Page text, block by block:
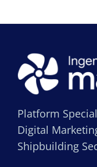
Platform
Digital
Shipbuilding